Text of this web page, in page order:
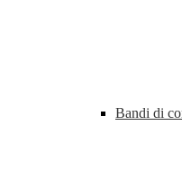
Bandi di